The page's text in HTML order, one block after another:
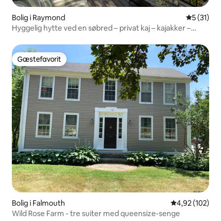
Bolig i Raymond 5 ud af 5
5 (31)
Hyggelig hytte ved en søbred – privat kaj – kajakker –
Gæstefavorit
Gæstefavorit
Bolig i Falmouth 4,92 ud af 5 i
4,92 (102)
Wild Rose Farm - tre suiter med queensize-senge